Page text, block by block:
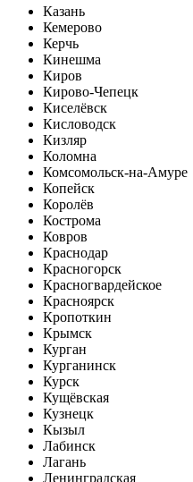
Казань
Кемерово
Керчь
Кинешма
Киров
Кирово-Чепецк
Киселёвск
Кисловодск
Кизляр
Коломна
Комсомольск-на-Амуре
Копейск
Королёв
Кострома
Ковров
Краснодар
Красногорск
Красногвардейское
Красноярск
Кропоткин
Крымск
Курган
Курганинск
Курск
Кущёвская
Кузнецк
Кызыл
Лабинск
Лагань
Ленинградская